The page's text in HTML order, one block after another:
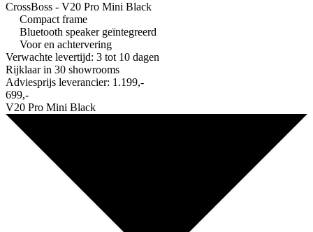
CrossBoss - V20 Pro Mini Black
Compact frame
Bluetooth speaker geïntegreerd
Voor en achtervering
Verwachte levertijd: 3 tot 10 dagen
Rijklaar in 30 showrooms
Adviesprijs leverancier: 1.199,-
699,-
V20 Pro Mini Black